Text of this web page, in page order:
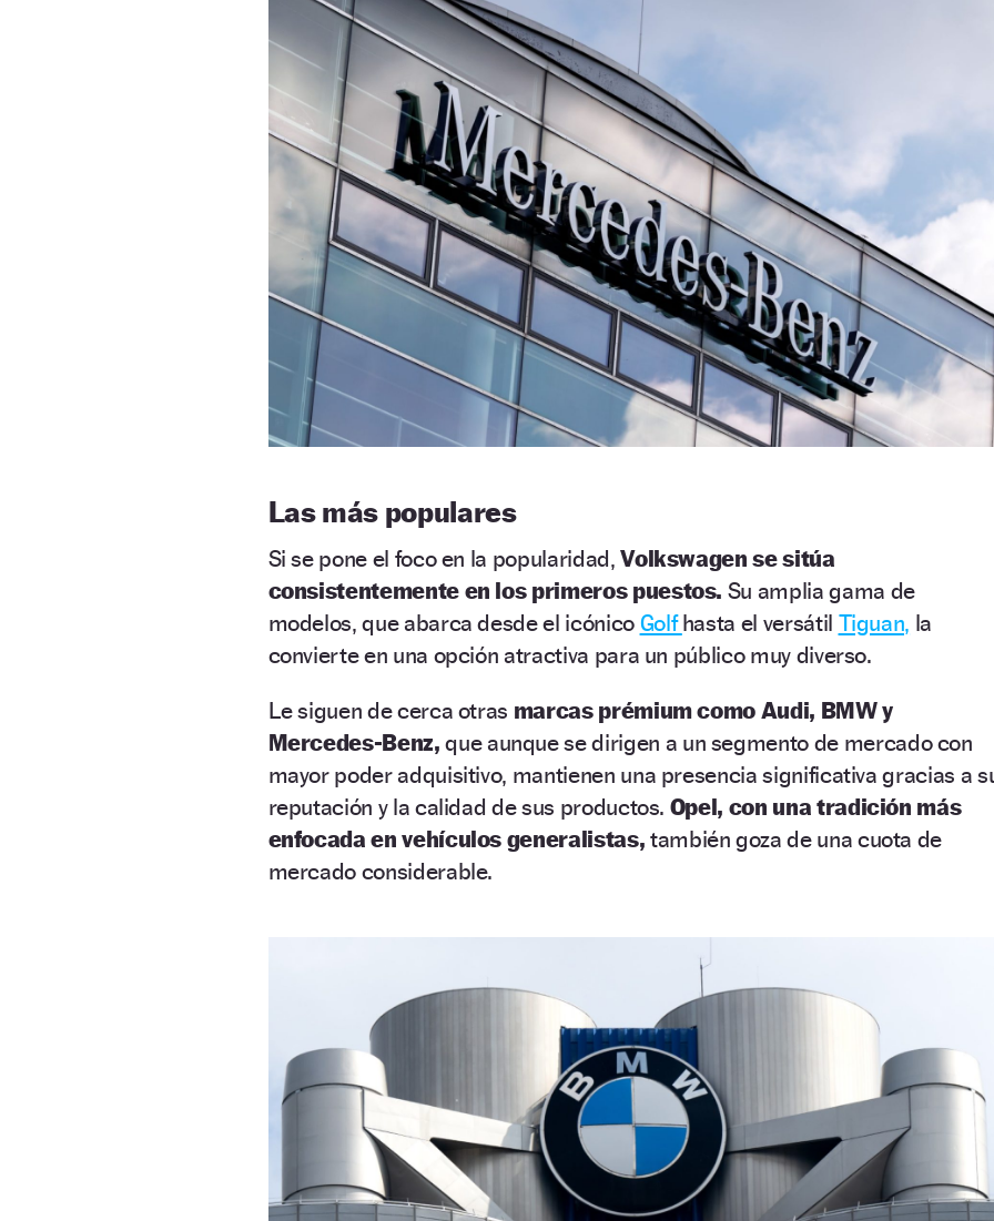
Las más populares
Si se pone el foco en la popularidad,Volkswagen se sitúa
consistentemente en los primeros puestos. Su amplia gama de
modelos, que abarca desde el icónico Golfhasta el versátil Tiguan, la
convierte en una opción atractiva para un público muy diverso.
Le siguen de cerca otras marcas prémium como Audi, BMW y
Mercedes-Benz, que aunque se dirigen a un segmento de mercado con
mayor poder adquisitivo, mantienen una presencia significativa gracias a
reputación y la calidad de sus productos. Opel, con una tradición más
enfocada en vehículos generalistas, también goza de una cuota de
mercado considerable.